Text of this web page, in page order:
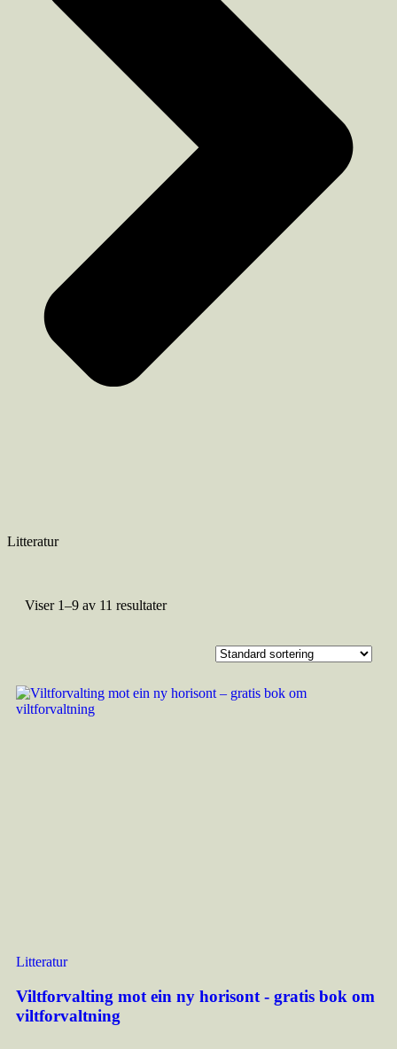
Litteratur
Viser 1–9 av 11 resultater
Litteratur
Viltforvalting mot ein ny horisont - gratis bok om
viltforvaltning